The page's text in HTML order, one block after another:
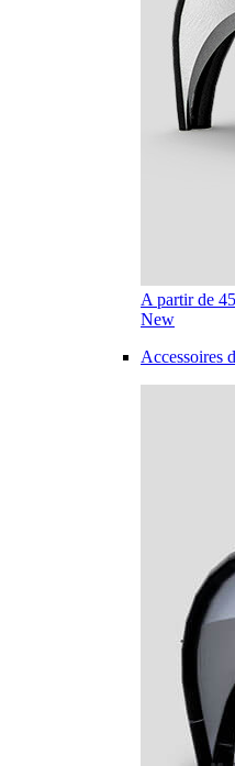
A partir de
New
Accessoires